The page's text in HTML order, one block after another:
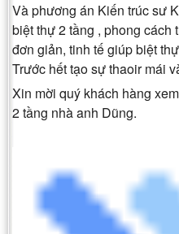
Và phương án Kiến trúc sư
biệt thự 2 tầng , phong cách
đơn giản, tinh tế giúp biệt
Trước hết tạo sự thaoir mái
Xin mời quý khách hàng
2 tầng nhà anh Dũng.